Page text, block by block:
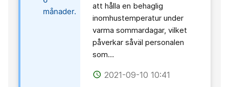
månader.
att hålla en behaglig
inomhustemperatur under
varma sommardagar, vilket
påverkar såväl personalen
som…
access_time 2021-09-10 10:41